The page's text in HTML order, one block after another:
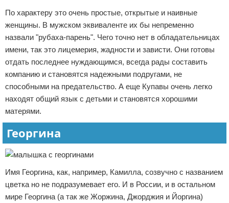
По характеру это очень простые, открытые и наивные
женщины. В мужском эквиваленте их бы непременно
назвали "рубаха-парень". Чего точно нет в обладательницах
имени, так это лицемерия, жадности и зависти. Они готовы
отдать последнее нуждающимся, всегда рады составить
компанию и становятся надежными подругами, не
способными на предательство. А еще Купавы очень легко
находят общий язык с детьми и становятся хорошими
матерями.
Георгина
Имя Георгина, как, например, Камилла, созвучно с названием
цветка но не подразумевает его. И в России, и в остальном
мире Георгина (а так же Жоржина, Джорджия и Йоргина)